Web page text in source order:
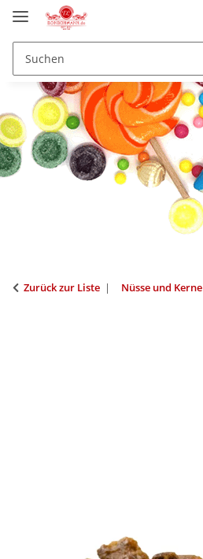
Zurück zur Liste Nüsse und Kerne